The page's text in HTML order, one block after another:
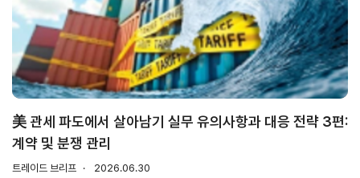
활동소개
CI규
정/
서체
美 관세 파도에서 살아남기 실무 유의사항과 대응 전략 3편:
계약 및 분쟁 관리
트레이드 브리프 2026.06.30